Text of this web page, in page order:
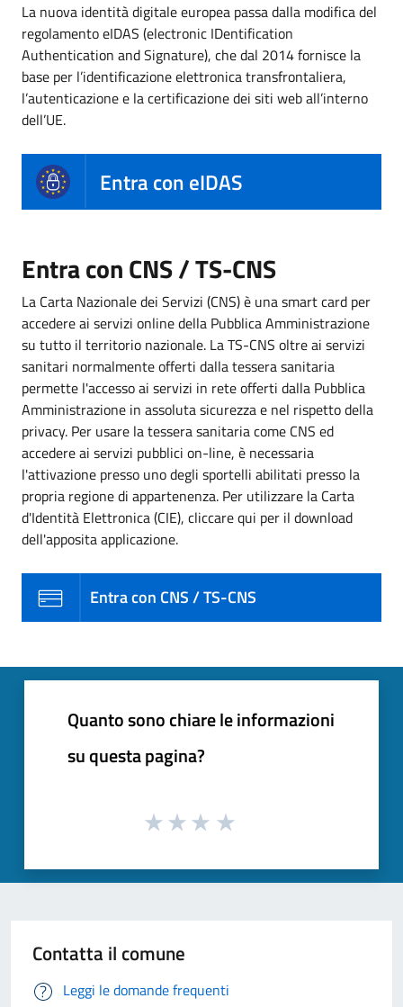
La nuova identità digitale europea passa dalla modifica del
regolamento eIDAS (electronic IDentification
Authentication and Signature), che dal 2014 fornisce la
base per l’identificazione elettronica transfrontaliera,
l’autenticazione e la certificazione dei siti web all’interno
dell’UE.
Entra con eIDAS
Entra con CNS / TS-CNS
La Carta Nazionale dei Servizi (CNS) è una smart card per
accedere ai servizi online della Pubblica Amministrazione
su tutto il territorio nazionale. La TS-CNS oltre ai servizi
sanitari normalmente offerti dalla tessera sanitaria
permette l'accesso ai servizi in rete offerti dalla Pubblica
Amministrazione in assoluta sicurezza e nel rispetto della
privacy. Per usare la tessera sanitaria come CNS ed
accedere ai servizi pubblici on-line, è necessaria
l'attivazione presso uno degli sportelli abilitati presso la
propria regione di appartenenza. Per utilizzare la Carta
d'Identità Elettronica (CIE), cliccare qui per il download
dell'apposita applicazione.
Entra con CNS / TS-CNS
Quanto sono chiare le informazioni
su questa pagina?
Contatta il comune
Leggi le domande frequenti